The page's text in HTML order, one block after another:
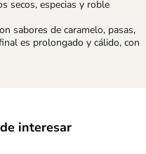
secos, especias y roble
sabores de caramelo, pasas,
es prolongado y cálido, con
interesar